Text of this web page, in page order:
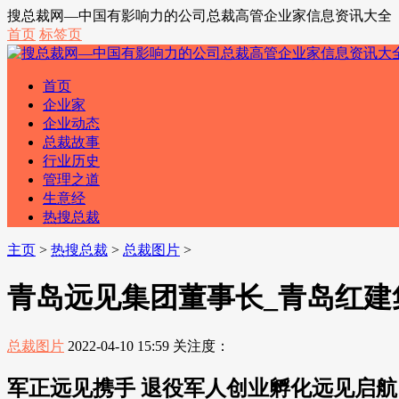
搜总裁网—中国有影响力的公司总裁高管企业家信息资讯大全
首页 标签页
首页
企业家
企业动态
总裁故事
行业历史
管理之道
生意经
热搜总裁
主页 > 热搜总裁 > 总裁图片 >
青岛远见集团董事长_青岛红
总裁图片 2022-04-10 15:59 关注度：
军正远见携手 退役军人创业孵化远见启航